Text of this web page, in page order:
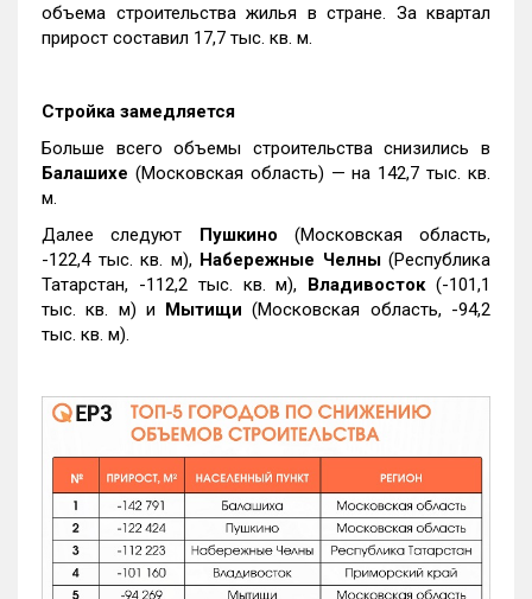
объема строительства жилья в стране. За квартал
прирост составил 17,7 тыс. кв. м.
Стройка замедляется
Больше всего объемы строительства снизились в
Балашихе (Московская область) — на 142,7 тыс. кв.
м.
Далее следуют Пушкино (Московская область,
-122,4 тыс. кв. м), Набережные Челны(Республика
Татарстан, -112,2 тыс. кв. м), Владивосток(-101,1
тыс. кв. м) и Мытищи (Московская область, -94,2
тыс. кв. м).